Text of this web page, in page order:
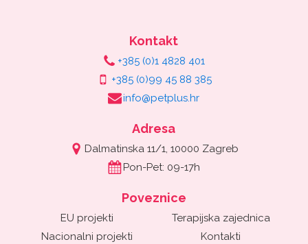
Kontakt
+385 (0)1 4828 401
+385 (0)99 45 88 385
info@petplus.hr
Adresa
Dalmatinska 11/1, 10000 Zagreb
Pon-Pet: 09-17h
Poveznice
EU projekti
Nacionalni projekti
Terapijska zajednica
Kontakti